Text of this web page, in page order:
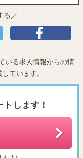
る／
いる求人情報からの情
ています。
トします！